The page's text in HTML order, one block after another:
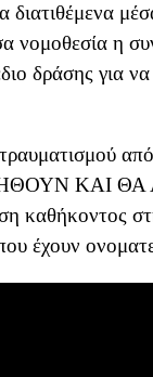
η
δράσης για
ΚΑΙ
καθήκοντος
έχουν